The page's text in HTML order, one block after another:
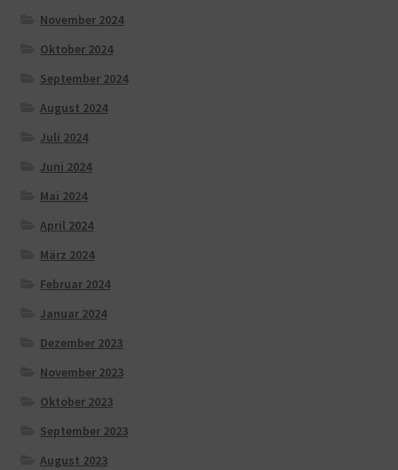
November 2024
Oktober 2024
September 2024
August 2024
Juli 2024
Juni 2024
Mai 2024
April 2024
März 2024
Februar 2024
Januar 2024
Dezember 2023
November 2023
Oktober 2023
September 2023
August 2023